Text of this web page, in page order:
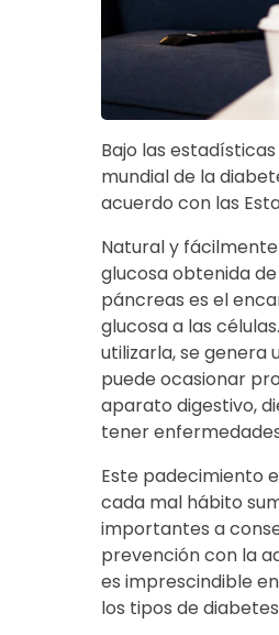
Bajo las
mundial de la
acuerdo con las
Natural y
glucosa obtenida
páncreas es el
glucosa a las
utilizarla, se genera
puede ocasionar
aparato digestivo,
tener
Este padecimiento
cada mal hábito
importantes a
prevención con la
es imprescindible
los tipos de